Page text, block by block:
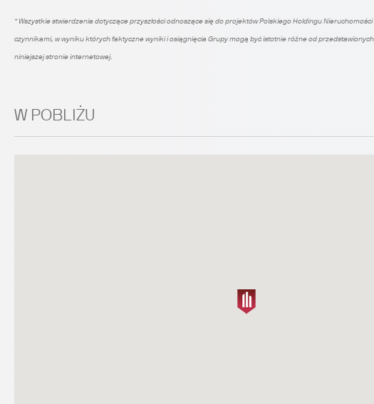
* Wszystkie stwierdzenia dotyczące przyszłości odnoszące się do projektów Polskiego Holdingu
czynnikami, w wyniku których faktyczne wyniki i osiągnięcia Grupy mogą być istotnie różne od
niniejszej stronie internetowej.
W POBLIŻU